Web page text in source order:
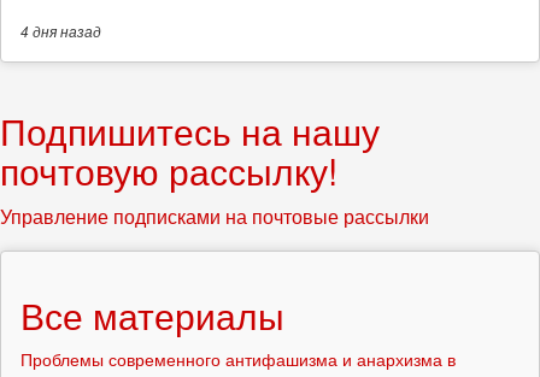
4 дняназад
Подпишитесь на нашу
почтовую рассылку!
Управление подписками на почтовые рассылки
Все материалы
Проблемы современного антифашизма и анархизма в